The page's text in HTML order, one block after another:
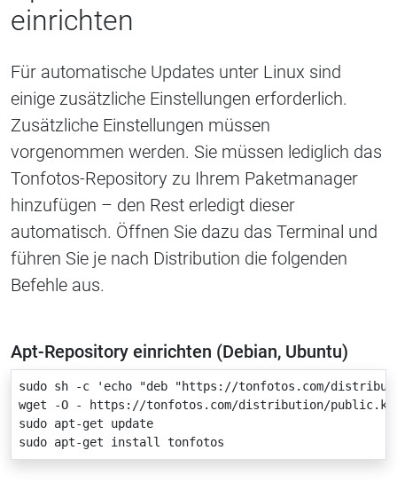
einrichten
Für automatische Updates unter Linux sind
einige zusätzliche Einstellungen erforderlich.
Zusätzliche Einstellungen müssen
vorgenommen werden. Sie müssen lediglich das
Tonfotos-Repository zu Ihrem Paketmanager
hinzufügen – den Rest erledigt dieser
automatisch. Öffnen Sie dazu das Terminal und
führen Sie je nach Distribution die folgenden
Befehle aus.
Apt-Repository einrichten (Debian, Ubuntu)
sudo sh -c 'echo "deb "https://tonfotos.com/
wget -O - https://tonfotos.com/distribution/
sudo apt-get update
sudo apt-get install tonfotos